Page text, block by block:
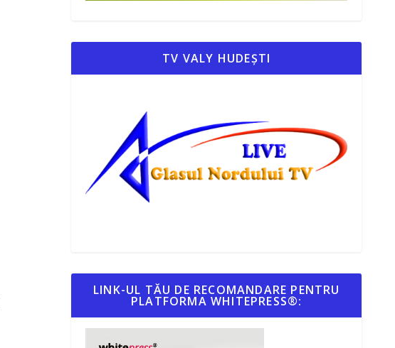
TV VALY HUDEȘTI
LINK-UL TĂU DE RECOMANDARE PENTRU
PLATFORMA WHITEPRESS®: